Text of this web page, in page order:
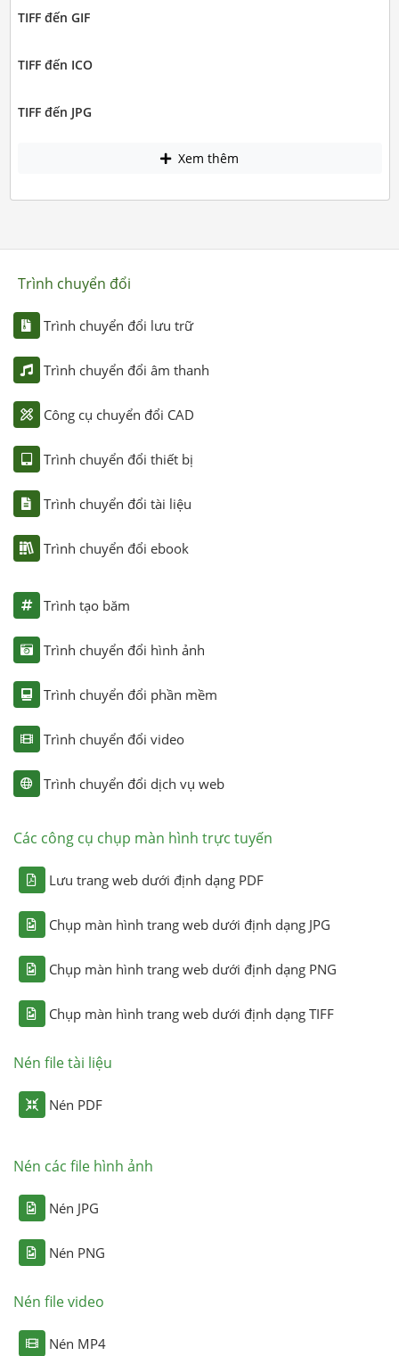
TIFF đến GIF
TIFF đến ICO
TIFF đến JPG
Xem thêm
Trình chuyển đổi
Trình chuyển đổi lưu trữ
Trình chuyển đổi âm thanh
Công cụ chuyển đổi CAD
Trình chuyển đổi thiết bị
Trình chuyển đổi tài liệu
Trình chuyển đổi ebook
Trình tạo băm
Trình chuyển đổi hình ảnh
Trình chuyển đổi phần mềm
Trình chuyển đổi video
Trình chuyển đổi dịch vụ web
Các công cụ chụp màn hình trực tuyến
Lưu trang web dưới định dạng PDF
Chụp màn hình trang web dưới định dạng JPG
Chụp màn hình trang web dưới định dạng PNG
Chụp màn hình trang web dưới định dạng TIFF
Nén file tài liệu
Nén PDF
Nén các file hình ảnh
Nén JPG
Nén PNG
Nén file video
Nén MP4